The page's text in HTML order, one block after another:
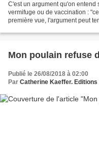
C'est un argument qu'on entend
vermifuge ou de vaccination :
première vue, l'argument peut
Mon poulain refuse
Publié le 26/08/2018 à 02:00
Par Catherine Kaeffer. Editions